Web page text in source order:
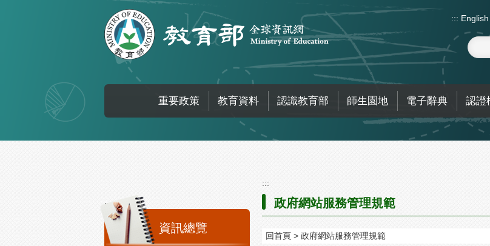
::: English
重要政策 教育資料 認識教育部 師生園地 電子辭典 認證
:::
資訊總覽
:::
政府網站服務管理規範
回首頁 政府網站服務管理規範